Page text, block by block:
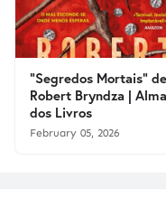
"Segredos Mortais" de
Robert Bryndza | Alma
dos Livros
February 05, 2026